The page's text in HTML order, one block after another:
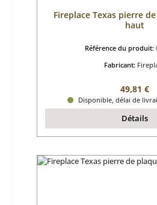
Fireplace Texas pierre
haut
Référence du produit:
Fabricant:
Prix
49,81 €
Disponible, délai de
Détails